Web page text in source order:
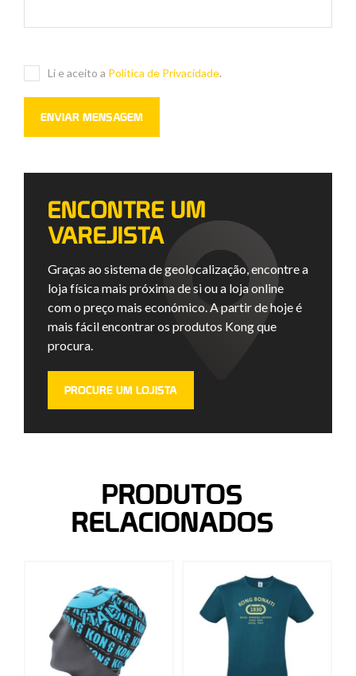
Li e aceito a Política de Privacidade.
ENCONTRE UM
VAREJISTA
Graças ao sistema de geolocalização, encontre a
loja física mais próxima de si ou a loja online
com o preço mais económico. A partir de hoje é
mais fácil encontrar os produtos Kong que
procura.
PROCURE UM LOJISTA
PRODUTOS
RELACIONADOS